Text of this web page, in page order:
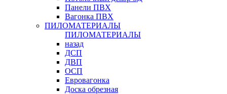
Панели ПВХ
Вагонка ПВХ
ПИЛОМАТЕРИАЛЫ
ПИЛОМАТЕРИАЛЫ
назад
ДСП
ДВП
ОСП
Евровагонка
Доска обрезная